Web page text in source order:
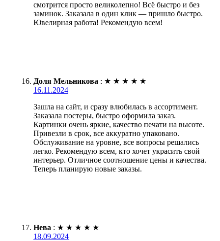
смотрится просто великолепно! Всё быстро и без
заминок. Заказала в один клик — пришло быстро.
Ювелирная работа! Рекомендую всем!
Доля Мельникова : ★ ★ ★ ★ ★
16.11.2024
Зашла на сайт, и сразу влюбилась в ассортимент.
Заказала постеры, быстро оформила заказ.
Картинки очень яркие, качество печати на высоте.
Привезли в срок, все аккуратно упаковано.
Обслуживание на уровне, все вопросы решались
легко. Рекомендую всем, кто хочет украсить свой
интерьер. Отличное соотношение цены и качества.
Теперь планирую новые заказы.
Нева : ★ ★ ★ ★ ★
18.09.2024